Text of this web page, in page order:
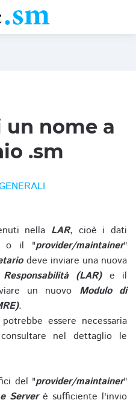
un nome a
.sm
nella LAR, cioè i dati
il "provider/maintainer"
deve inviare una nuova
(LAR)e il
un nuovo Modulo di
.
essere necessaria
nel dettaglio le
del "provider/maintainer"
Serverè sufficiente l'invio